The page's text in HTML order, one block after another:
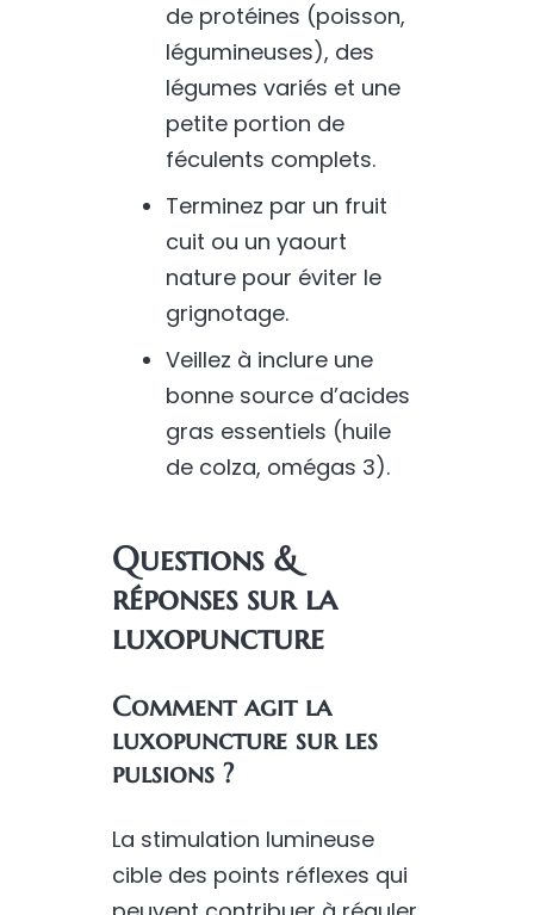
de protéines (poisson,
légumineuses), des
légumes variés et une
petite portion de
féculents complets.
Terminez par un fruit
cuit ou un yaourt
nature pour éviter le
grignotage.
Veillez à inclure une
bonne source d’acides
gras essentiels (huile
de colza, omégas 3).
Questions &
réponses sur la
luxopuncture
Comment agit la
luxopuncture sur les
pulsions ?
La stimulation lumineuse
cible des points réflexes qui